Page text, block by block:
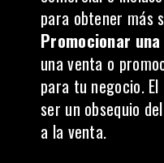
para obtener más
Promocionar
una venta o
para tu negocio.
ser un obsequio
a la venta.